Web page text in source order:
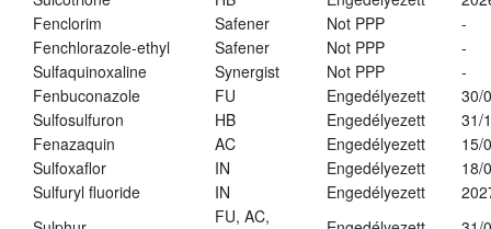
Fenclorim
Safener Not PPP
-
Fenchlorazole-ethyl
Safener Not PPP
-
Sulfaquinoxaline
Synergist Not PPP
-
Fenbuconazole
FU Engedélyezett
30/
Sulfosulfuron
HB Engedélyezett
31/
Fenazaquin
AC Engedélyezett
15/
Sulfoxaflor
IN Engedélyezett
18/
Sulfuryl fluoride
IN Engedélyezett
FU, AC,